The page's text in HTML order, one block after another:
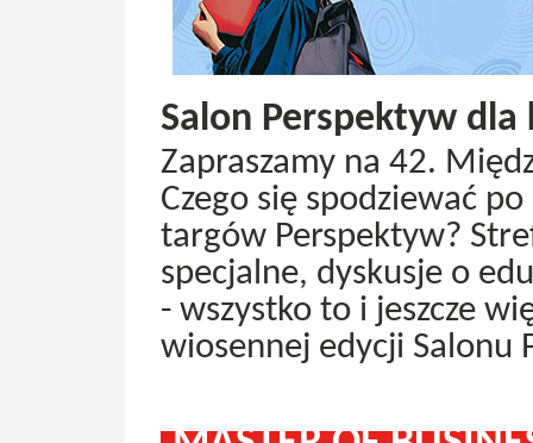
Salon Perspektyw dla
Zapraszamy na 42.
Czego się spodziewać
targów Perspektyw?
specjalne, dyskusje o
- wszystko to i jeszcze
wiosennej edycji Salonu